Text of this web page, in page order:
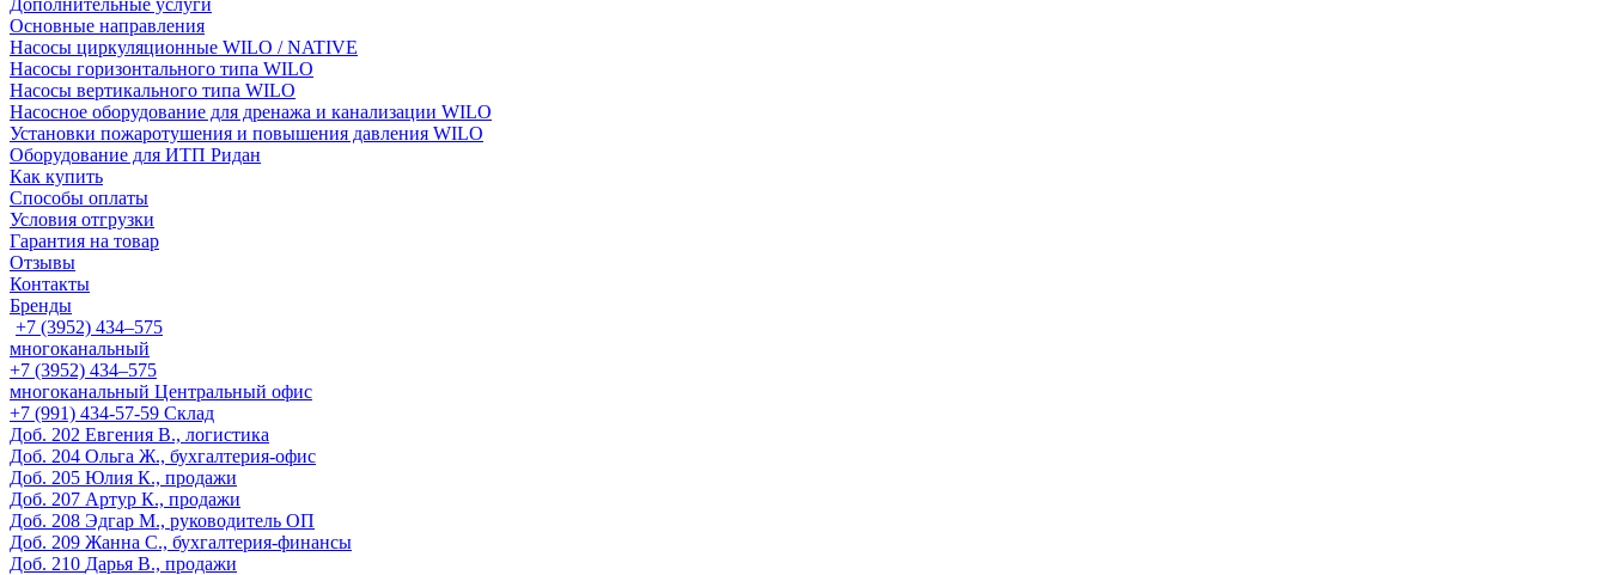
Дополнительные услуги
Основные направления
Насосы циркуляционные WILO / NATIVE
Насосы горизонтального типа WILO
Насосы вертикального типа WILO
Насосное оборудование для дренажа и канализации WILO
Установки пожаротушения и повышения давления WILO
Оборудование для ИТП Ридан
Как купить
Способы оплаты
Условия отгрузки
Гарантия на товар
Отзывы
Контакты
Бренды
+7 (3952) 434‒575
многоканальный
+7 (3952) 434‒575
многоканальный Центральный офис
‎+7 (991) 434-57-59 Склад
Доб. 202 Евгения В., логистика
Доб. 204 Ольга Ж., бухгалтерия-офис
Доб. 205 Юлия К., продажи
Доб. 207 Артур К., продажи
Доб. 208 Эдгар М., руководитель ОП
Доб. 209 Жанна С., бухгалтерия-финансы
Доб. 210 Дарья В., продажи